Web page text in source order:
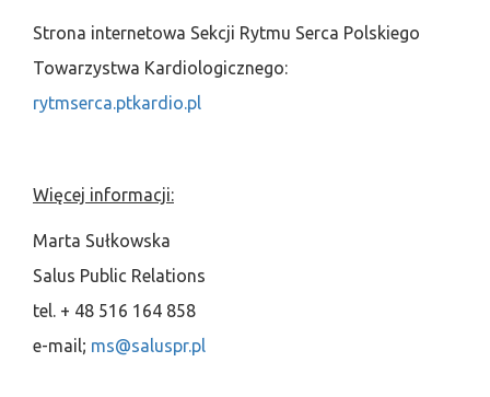
Strona internetowa Sekcji Rytmu Serca Polskiego
Towarzystwa Kardiologicznego:
rytmserca.ptkardio.pl
Więcej informacji:
Marta Sułkowska
Salus Public Relations
tel. + 48 516 164 858
e-mail; ms@saluspr.pl